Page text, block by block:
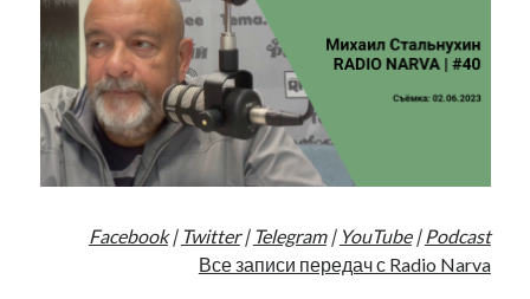
Facebook| Twitter| Telegram| YouTube| Podcast
Все записи передач с Radio Narva